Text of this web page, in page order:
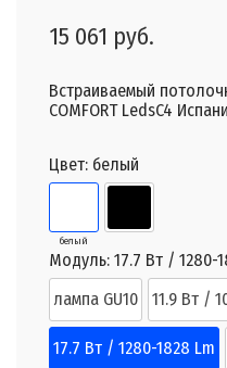
15 061 руб.
Встраиваемый
COMFORT LedsC4
Цвет: белый
белый
Модуль: 17.7 Вт / 1280-
лампа GU10
11.9 Вт /
17.7 Вт / 1280-1828 Lm